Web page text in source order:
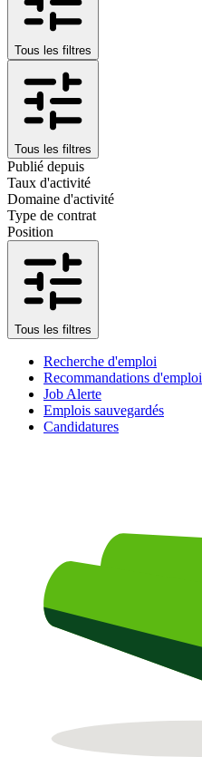
Tous les filtres
Tous les filtres
Publié depuis
Taux d'activité
Domaine d'activité
Type de contrat
Position
Tous les filtres
Recherche d'emploi
Recommandations d'emploi
Job Alerte
Emplois sauvegardés
Candidatures